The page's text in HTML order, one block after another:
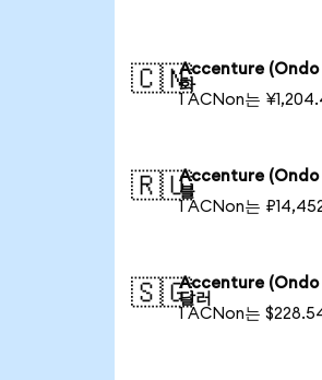
🇨🇳Accenture (Ondo
화
1 ACNon는
🇷🇺Accenture (Ondo
블
1 ACNon는
🇸🇬Accenture (Ondo
달러
1 ACNon는